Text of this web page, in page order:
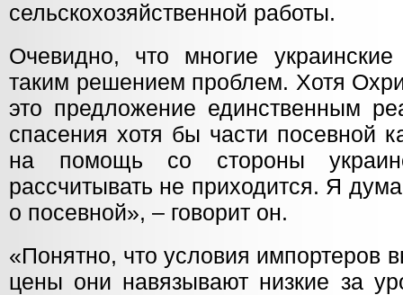
сельскохозяйственной работы.
Очевидно, что многие
таким решением проблем. Хотя
это предложение единственным
спасения хотя бы части посевной
на помощь со стороны
рассчитывать не приходится. Я
о посевной», – говорит он.
«Понятно, что условия импортеров
цены они навязывают низкие за